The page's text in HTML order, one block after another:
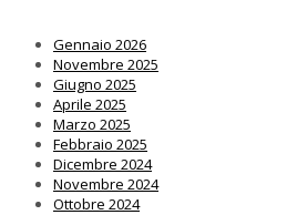
Gennaio 2026
Novembre 2025
Giugno 2025
Aprile 2025
Marzo 2025
Febbraio 2025
Dicembre 2024
Novembre 2024
Ottobre 2024